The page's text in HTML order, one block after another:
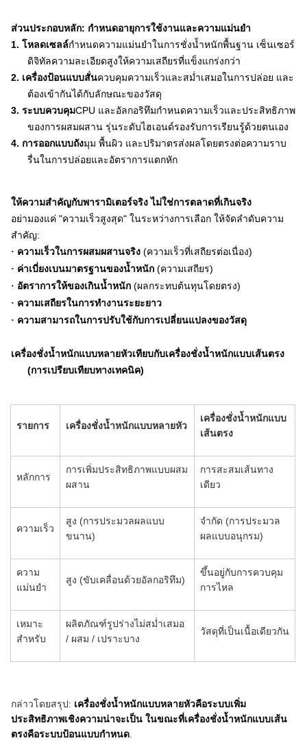
ส่วนประกอบหลัก: กำหนดอายุการใช้งานและความแม่นยำ
1. โหลดเซลล์กำหนดความแม่นยำในการชั่งน้ำหนักพื้นฐาน เซ็นเซอร์
ดิจิทัลความละเอียดสูงให้ความเสถียรที่แข็งแกร่งกว่า
2. เครื่องป้อนแบบสั่นควบคุมความเร็วและสม่ำเสมอในการปล่อย และ
ต้องเข้ากันได้กับลักษณะของวัสดุ
3. ระบบควบคุมCPU และอัลกอริทึมกำหนดความเร็วและประสิทธิภาพ
ของการผสมผสาน รุ่นระดับไฮเอนด์รองรับการเรียนรู้ด้วยตนเอง
4. การออกแบบถังมุม พื้นผิว และปริมาตรส่งผลโดยตรงต่อความราบ
รื่นในการปล่อยและอัตราการแตกหัก
ให้ความสำคัญกับพารามิเตอร์จริง ไม่ใช่การตลาดที่เกินจริง
อย่ามองแค่ "ความเร็วสูงสุด" ในระหว่างการเลือก ให้จัดลำดับความ
สำคัญ:
· ความเร็วในการผสมผสานจริง (ความเร็วที่เสถียรต่อเนื่อง)
· ค่าเบี่ยงเบนมาตรฐานของน้ำหนัก (ความเสถียร)
· อัตราการให้ของเกินน้ำหนัก (ผลกระทบต้นทุนโดยตรง)
· ความเสถียรในการทำงานระยะยาว
· ความสามารถในการปรับใช้กับการเปลี่ยนแปลงของวัสดุ
เครื่องชั่งน้ำหนักแบบหลายหัวเทียบกับเครื่องชั่งน้ำหนักแบบเส้นตรง
(การเปรียบเทียบทางเทคนิค)
รายการ เครื่องชั่งน้ำหนักแบบหลายหัว
เครื่องชั่งน้ำหนักแบบ
เส้นตรง
หลักการ
การเพิ่มประสิทธิภาพแบบผสม
ผสาน
การสะสมเส้นทาง
เดียว
ความเร็ว
สูง (การประมวลผลแบบ
ขนาน)
จำกัด (การประมวล
ผลแบบอนุกรม)
ความ
แม่นยำ
สูง (ขับเคลื่อนด้วยอัลกอริทึม)
ขึ้นอยู่กับการควบคุม
การไหล
เหมาะ
สำหรับ
ผลิตภัณฑ์รูปร่างไม่สม่ำเสมอ
/ ผสม / เปราะบาง
วัสดุที่เป็นเนื้อเดียวกัน
กล่าวโดยสรุป: เครื่องชั่งน้ำหนักแบบหลายหัวคือระบบเพิ่ม
ประสิทธิภาพเชิงความน่าจะเป็น ในขณะที่เครื่องชั่งน้ำหนักแบบเส้น
ตรงคือระบบป้อนแบบกำหนด